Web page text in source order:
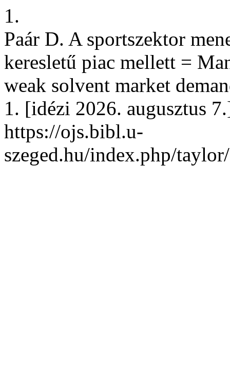
1.
Paár D. A sportszektor
keresletű piac mellett =
weak solvent market
1. [idézi 2026. augusztus
https://ojs.bibl.u-
szeged.hu/index.php/